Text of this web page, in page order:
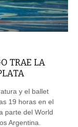
TRAE LA
y el ballet
19 horas en el
parte del World
Argentina.